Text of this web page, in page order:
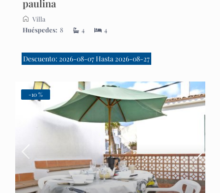
paulina
Villa
Huéspedes: 8 4 4
Descuento: 2026-08-07 Hasta 2026-08-27
-10 %